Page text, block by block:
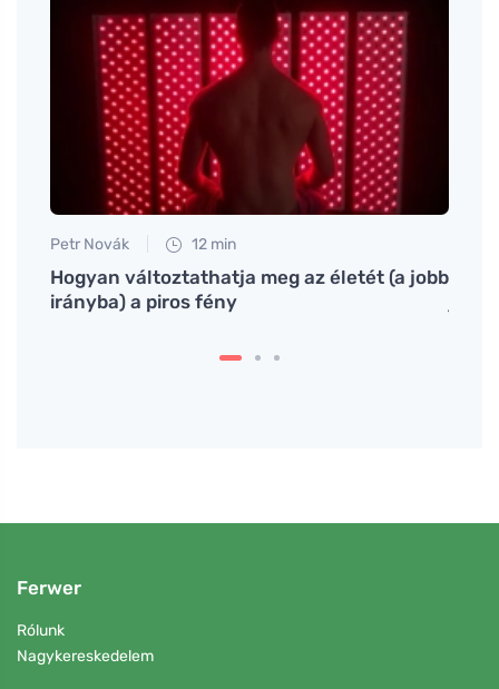
Petr Novák 12 min
Hogyan változtathatja meg az életét (a jobb
irányba) a piros fény
Ferwer
Rólunk
Nagykereskedelem